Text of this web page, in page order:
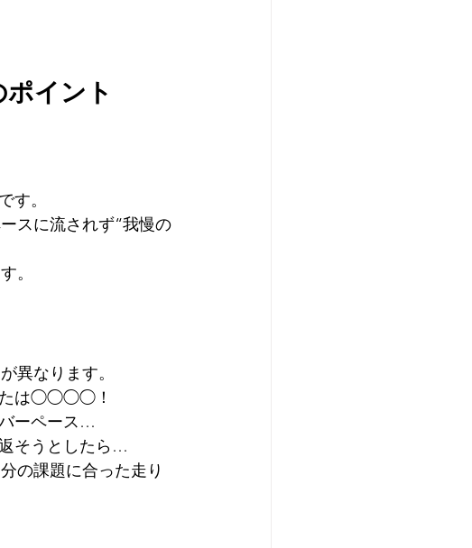
ポイント
す。
スに流されず“我慢の
。
異なります。
たは◯◯◯◯！
ーペース…
そうとしたら…
の課題に合った走り